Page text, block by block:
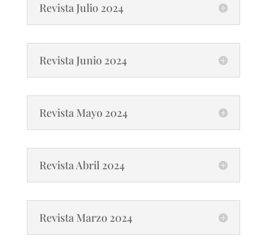
Revista Julio 2024
Revista Junio 2024
Revista Mayo 2024
Revista Abril 2024
Revista Marzo 2024